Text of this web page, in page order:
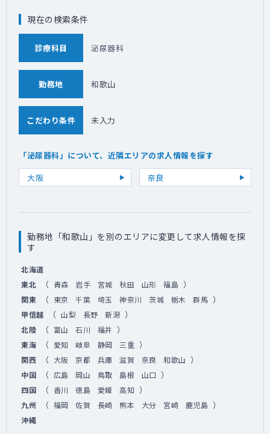
現在の検索条件
診療科目 泌尿器科
勤務地 和歌山
こだわり条件 未入力
「泌尿器科」について、近隣エリアの求人情報を探す
大阪
奈良
勤務地「和歌山」を別のエリアに変更して求人情報を探
す
北海道
東北
（ 青森 岩手 宮城 秋田 山形 福島 ）
関東 （ 東京 千葉 埼玉 神奈川 茨城 栃木 群馬 ）
甲信越 （ 山梨 長野 新潟 ）
北陸 （ 富山 石川 福井 ）
東海 （ 愛知 岐阜 静岡 三重 ）
関西 （ 大阪 京都 兵庫 滋賀 奈良 和歌山 ）
中国 （ 広島 岡山 鳥取 島根 山口 ）
四国 （ 香川 徳島 愛媛 高知 ）
九州 （ 福岡 佐賀 長崎 熊本 大分 宮崎 鹿児島 ）
沖縄